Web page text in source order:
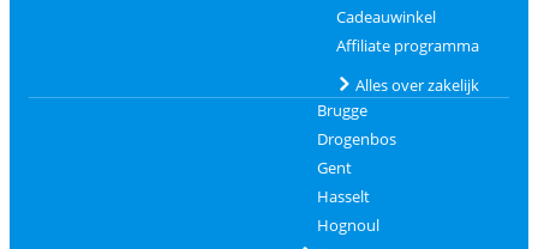
Cadeauwinkel
Affiliate programma
Alles over zakelijk
Brugge
Drogenbos
Gent
Hasselt
Hognoul